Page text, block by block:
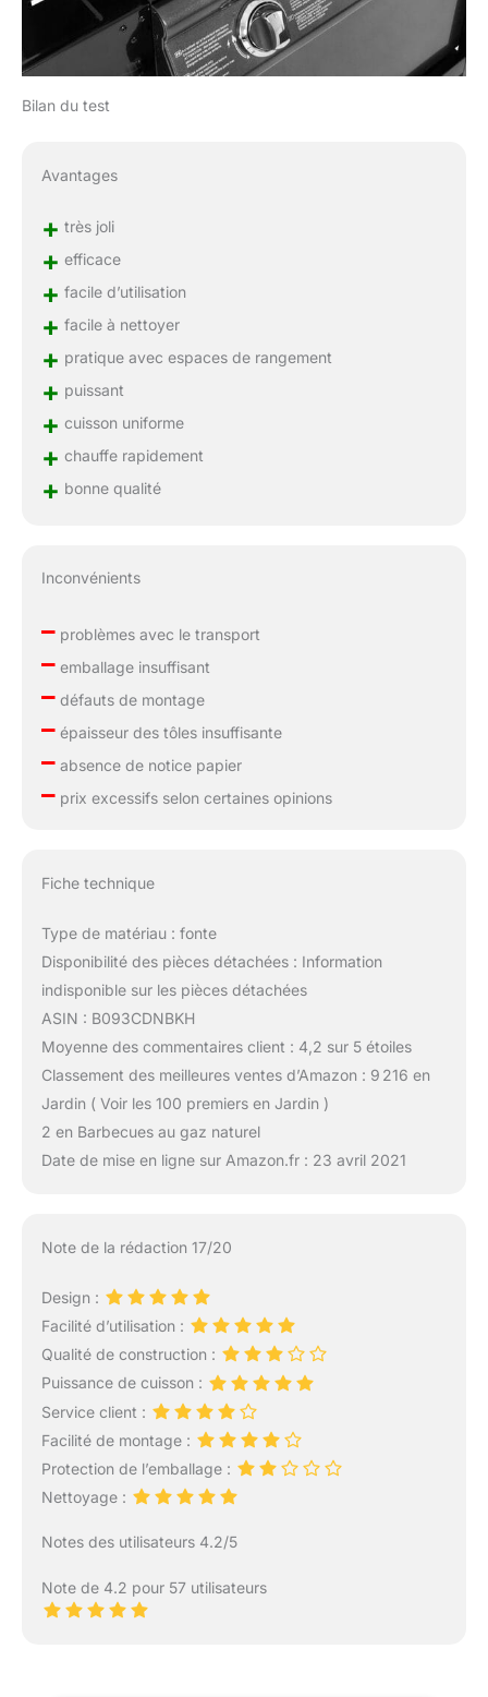
Bilan du test
Avantages
+ très joli
+ efficace
+ facile d’utilisation
+ facile à nettoyer
+ pratique avec espaces de rangement
+ puissant
+ cuisson uniforme
+ chauffe rapidement
+ bonne qualité
Inconvénients
–problèmes avec le transport
–emballage insuffisant
–défauts de montage
–épaisseur des tôles insuffisante
–absence de notice papier
–prix excessifs selon certaines opinions
Fiche technique
Type de matériau : fonte
Disponibilité des pièces détachées : Information
indisponible sur les pièces détachées
ASIN : B093CDNBKH
Moyenne des commentaires client : 4,2 sur 5 étoiles
Classement des meilleures ventes d’Amazon : 9 216 en
Jardin ( Voir les 100 premiers en Jardin )
2 en Barbecues au gaz naturel
Date de mise en ligne sur Amazon.fr : 23 avril 2021
Note de la rédaction 17/20
Design :
Facilité d’utilisation :
Qualité de construction :
Puissance de cuisson :
Service client :
Facilité de montage :
Protection de l’emballage :
Nettoyage :
Notes des utilisateurs 4.2/5
Note de 4.2 pour 57 utilisateurs